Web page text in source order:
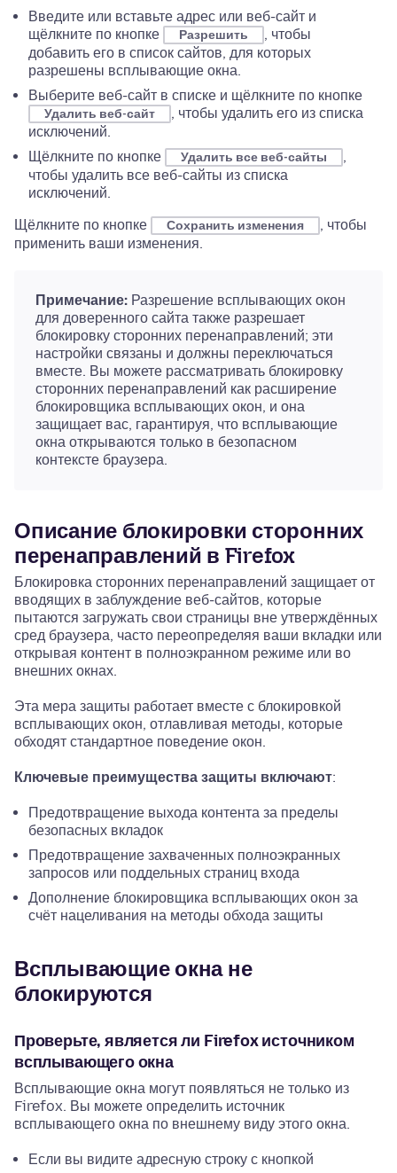
Введите или вставьте адрес или веб-сайт и
щёлкните по кнопке
Разрешить
, чтобы
добавить его в список сайтов, для которых
разрешены всплывающие окна.
Выберите веб-сайт в списке и щёлкните по кнопке
Удалить веб-сайт
, чтобы удалить его из списка
исключений.
Щёлкните по кнопке
Удалить все веб-сайты
,
чтобы удалить все веб-сайты из списка
исключений.
Щёлкните по кнопке
Сохранить изменения
, чтобы
применить ваши изменения.
Примечание: Разрешение всплывающих окон
для доверенного сайта также разрешает
блокировку сторонних перенаправлений; эти
настройки связаны и должны переключаться
вместе. Вы можете рассматривать блокировку
сторонних перенаправлений как расширение
блокировщика всплывающих окон, и она
защищает вас, гарантируя, что всплывающие
окна открываются только в безопасном
контексте браузера.
Описание блокировки сторонних
перенаправлений в Firefox
Блокировка сторонних перенаправлений защищает от
вводящих в заблуждение веб-сайтов, которые
пытаются загружать свои страницы вне утверждённых
сред браузера, часто переопределяя ваши вкладки или
открывая контент в полноэкранном режиме или во
внешних окнах.
Эта мера защиты работает вместе с блокировкой
всплывающих окон, отлавливая методы, которые
обходят стандартное поведение окон.
Ключевые преимущества защиты включают:
Предотвращение выхода контента за пределы
безопасных вкладок
Предотвращение захваченных полноэкранных
запросов или поддельных страниц входа
Дополнение блокировщика всплывающих окон за
счёт нацеливания на методы обхода защиты
Всплывающие окна не
блокируются
Проверьте, является ли Firefox источником
всплывающего окна
Всплывающие окна могут появляться не только из
Firefox. Вы можете определить источник
всплывающего окна по внешнему виду этого окна.
Если вы видите адресную строку с кнопкой